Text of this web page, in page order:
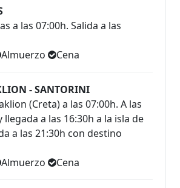
a las 07:00h. Salida a las
Almuerzo Cena
- SANTORINI
(Creta) a las 07:00h. A las
llegada a las 16:30h a la isla de
a las 21:30h con destino
Almuerzo Cena